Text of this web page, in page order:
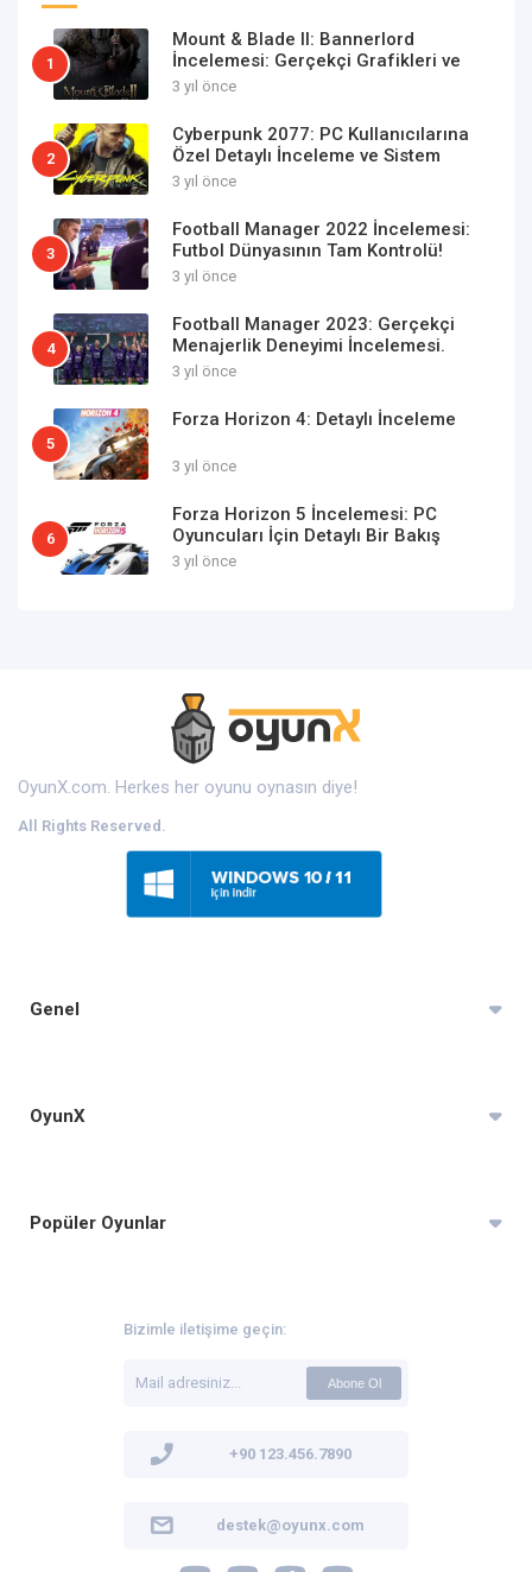
1
Mount & Blade II: Bannerlord
İncelemesi: Gerçekçi Grafikleri ve
Gelişmiş Oynanışıyla Tarihi Bir Rol
3 yıl önce
2
Cyberpunk 2077: PC Kullanıcılarına
Özel Detaylı İnceleme ve Sistem
Gereksinimleri
3 yıl önce
3
Football Manager 2022 İncelemesi:
Futbol Dünyasının Tam Kontrolü!
3 yıl önce
4
Football Manager 2023: Gerçekçi
Menajerlik Deneyimi İncelemesi.
3 yıl önce
5
Forza Horizon 4: Detaylı İnceleme
3 yıl önce
6
Forza Horizon 5 İncelemesi: PC
Oyuncuları İçin Detaylı Bir Bakış
3 yıl önce
OyunX.com. Herkes her oyunu oynasın diye!
All Rights Reserved.
Genel
OyunX
Popüler Oyunlar
Bizimle iletişime geçin:
Abone Ol
+90 123.456.7890
destek@oyunx.com